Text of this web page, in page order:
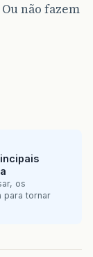
Ou não fazem
os
para tornar